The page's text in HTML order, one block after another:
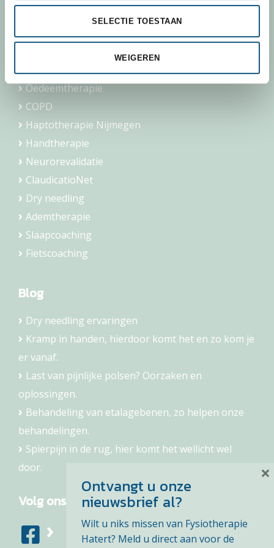
SELECTIE TOESTAAN
WEIGEREN
Specialisaties
Fysiotherapie
Manuele therapie Nijmegen
Geriatrie
Oedeemtherapie
COPD
Haptotherapie Nijmegen
Handtherapie
Neurorevalidatie
ClaudicatioNet
Dry needling
Ademtherapie
Slaapcoaching
Fietscoaching
Blog
Dry needling ervaringen
Kramp in handen, hierdoor komt het en zo kom je
er vanaf.
Last van pijnlijke polsen? Oorzaken en
oplossingen.
Behandeling van etalagebenen, zo helpen onze
behandelingen.
Spierpijn in de rug, hier komt het wellicht wel
door.
Volg ons
Ontvangt u onze
nieuwsbrief al?
Wilt u niks missen van Fysiotherapie
Hatert? Meld u direct aan voor de
×